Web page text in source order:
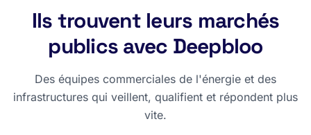
Ils trouvent leurs marchés
publics avec Deepbloo
Des équipes commerciales de l'énergie et des
infrastructures qui veillent, qualifient et répondent plus
vite.